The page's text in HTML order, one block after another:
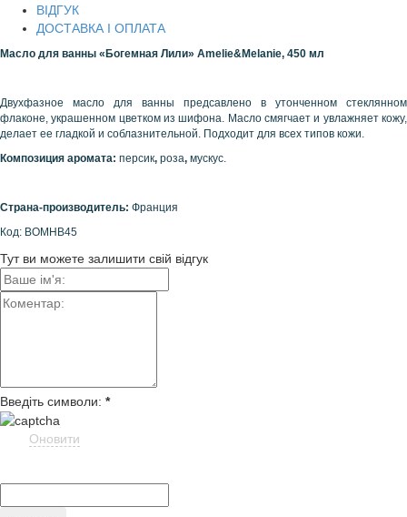
ВІДГУК
ДОСТАВКА І ОПЛАТА
Масло для ванны «Богемная Лили» Amelie&Melanie, 450 мл
Двухфазное масло для ванны предсавлено в утонченном стеклянном
флаконе, украшенном цветком из шифона. Масло смягчает и увлажняет кожу,
делает ее гладкой и соблазнительной. Подходит для всех типов кожи.
Композиция аромата: персик, роза, мускус.
Страна-производитель: Франция
Код: BOMHB45
Тут ви можете залишити свій відгук
Введіть символи: *
Оновити